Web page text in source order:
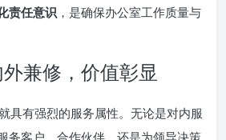
责任意识 ，是确保办公室工作质量与
兼修，价值彰显
具有强烈的服务属性。无论是对内服
务客户、合作伙伴，还是为领导决策